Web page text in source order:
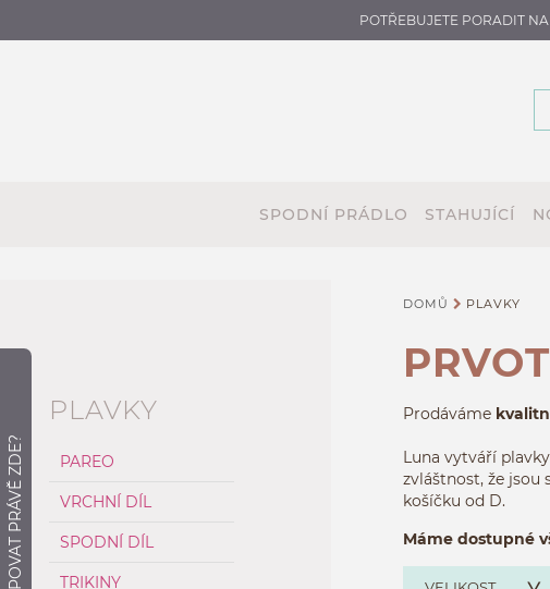
POTŘEBUJETE PORADIT
SPODNÍ PRÁDLO STAHUJÍCÍ
DOMŮ PLAVKY
Prodáváme
Luna vytváří
zvláštnost, že jsou
košíčku od D.
Máme dostupné
PLAVKY
PAREO
VRCHNÍ DÍL
SPODNÍ DÍL
TRIKINY